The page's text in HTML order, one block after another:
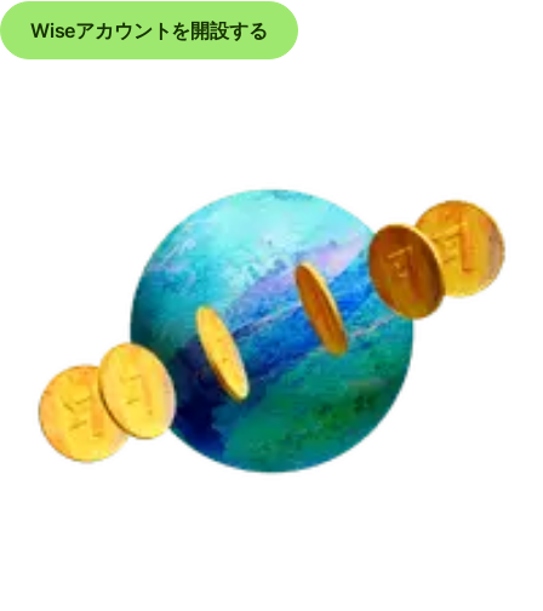
Wiseアカウントを開設する